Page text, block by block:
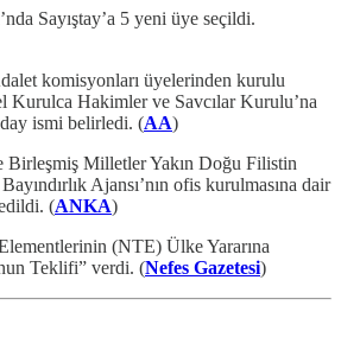
Sayıştay’a 5 yeni üye seçildi.
komisyonları üyelerinden kurulu
Kurulca Hakimler ve Savcılar Kurulu’na
ismi belirledi. (AA)
Birleşmiş Milletler Yakın Doğu Filistin
Ajansı’nın ofis kurulmasına dair
(ANKA)
(NTE) Ülke Yararına
Teklifi” verdi. (Nefes Gazetesi)